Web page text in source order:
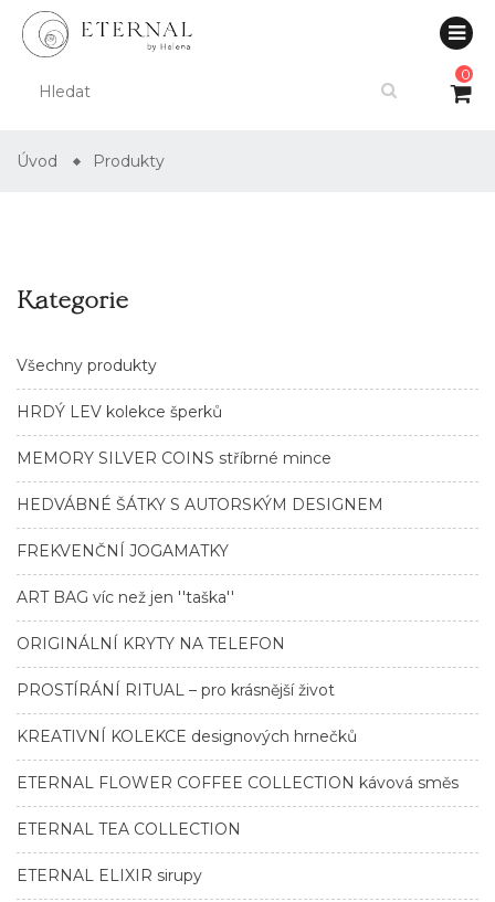
0
Úvod Produkty
Kategorie
Všechny produkty
HRDÝ LEV kolekce šperků
MEMORY SILVER COINS stříbrné mince
HEDVÁBNÉ ŠÁTKY S AUTORSKÝM DESIGNEM
FREKVENČNÍ JOGAMATKY
ART BAG víc než jen ''taška''
ORIGINÁLNÍ KRYTY NA TELEFON
PROSTÍRÁNÍ RITUAL – pro krásnější život
KREATIVNÍ KOLEKCE designových hrnečků
ETERNAL FLOWER COFFEE COLLECTION kávová směs
ETERNAL TEA COLLECTION
ETERNAL ELIXIR sirupy